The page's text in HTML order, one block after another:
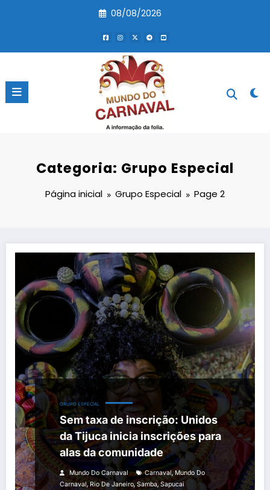
08/08/2026
Categoria: Grupo Especial
Página inicial Grupo Especial Page 2
GRUPO ESPECIAL
Sem taxa de inscrição: Unidos
da Tijuca inicia inscrições para
alas da comunidade
Mundo Do Carnaval Carnaval,Mundo Do
Carnaval,Rio De Janeiro, Samba,Sapucai